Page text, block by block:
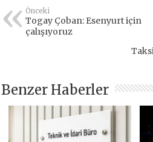
Önceki
Togay Çoban: Esenyurt için
çalışıyoruz
Benzer Haberler